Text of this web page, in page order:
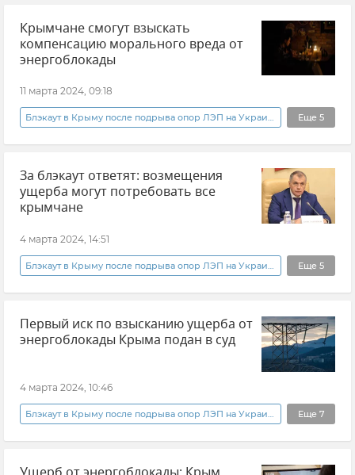
Владимир Константинов
Арбитражный суд Крыма
Крымчане смогут взыскать
компенсацию морального вреда от
энергоблокады
11 марта 2024, 09:18
Еще 5
Блэкаут в Крыму после подрыва опор ЛЭП на Украине
Энергетическая блокада Крыма Крым
Украина Владимир Константинов
Новости Крыма
За блэкаут ответят: возмещения
ущерба могут потребовать все
крымчане
4 марта 2024, 14:51
Еще 5
Энергетическая блокада Крыма Крым
Украина Владимир Константинов
Новости Крыма
Первый иск по взысканию ущерба от
энергоблокады Крыма подан в суд
4 марта 2024, 10:46
Еще 7
Крым Энергетическая блокада Крыма
Владимир Константинов